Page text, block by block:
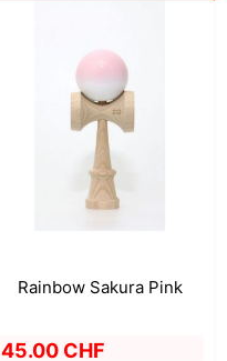
Rainbow Sakura Pink
45.00 CHF